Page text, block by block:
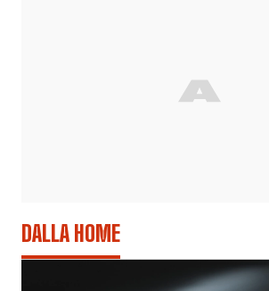
DALLA HOME